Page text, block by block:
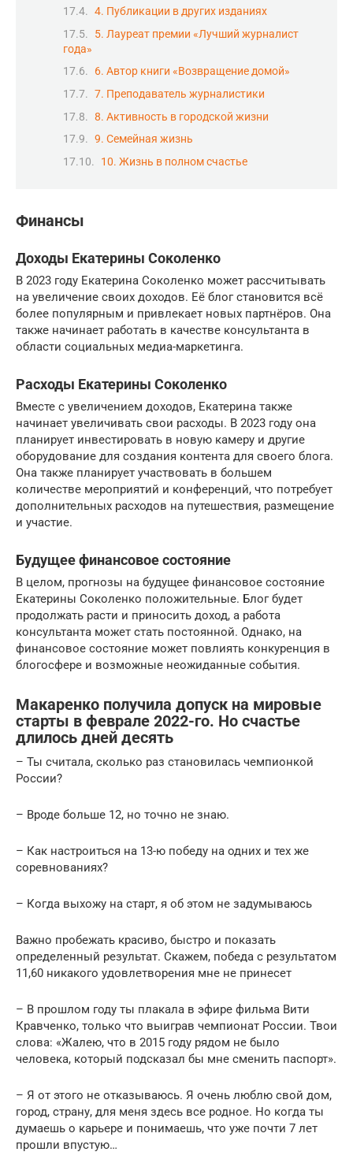
4. Публикации в других изданиях
5. Лауреат премии «Лучший журналист
года»
6. Автор книги «Возвращение домой»
7. Преподаватель журналистики
8. Активность в городской жизни
9. Семейная жизнь
10. Жизнь в полном счастье
Финансы
Доходы Екатерины Соколенко
В 2023 году Екатерина Соколенко может рассчитывать
на увеличение своих доходов. Её блог становится всё
более популярным и привлекает новых партнёров. Она
также начинает работать в качестве консультанта в
области социальных медиа-маркетинга.
Расходы Екатерины Соколенко
Вместе с увеличением доходов, Екатерина также
начинает увеличивать свои расходы. В 2023 году она
планирует инвестировать в новую камеру и другие
оборудование для создания контента для своего блога.
Она также планирует участвовать в большем
количестве мероприятий и конференций, что потребует
дополнительных расходов на путешествия, размещение
и участие.
Будущее финансовое состояние
В целом, прогнозы на будущее финансовое состояние
Екатерины Соколенко положительные. Блог будет
продолжать расти и приносить доход, а работа
консультанта может стать постоянной. Однако, на
финансовое состояние может повлиять конкуренция в
блогосфере и возможные неожиданные события.
Макаренко получила допуск на мировые
старты в феврале 2022-го. Но счастье
длилось дней десять
– Ты считала, сколько раз становилась чемпионкой
России?
– Вроде больше 12, но точно не знаю.
– Как настроиться на 13-ю победу на одних и тех же
соревнованиях?
– Когда выхожу на старт, я об этом не задумываюсь
Важно пробежать красиво, быстро и показать
определенный результат. Скажем, победа с результатом
11,60 никакого удовлетворения мне не принесет
– В прошлом году ты плакала в эфире фильма Вити
Кравченко, только что выиграв чемпионат России. Твои
слова: «Жалею, что в 2015 году рядом не было
человека, который подсказал бы мне сменить паспорт».
– Я от этого не отказываюсь. Я очень люблю свой дом,
город, страну, для меня здесь все родное. Но когда ты
думаешь о карьере и понимаешь, что уже почти 7 лет
прошли впустую…